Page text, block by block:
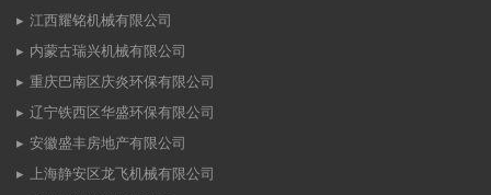
江西耀铭机械有限公司
内蒙古瑞兴机械有限公司
重庆巴南区庆炎环保有限公司
辽宁铁西区华盛环保有限公司
安徽盛丰房地产有限公司
上海静安区龙飞机械有限公司